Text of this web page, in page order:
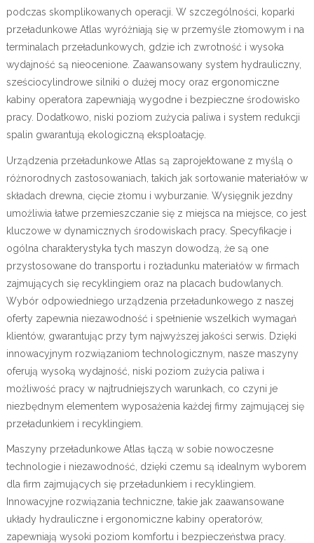
podczas skomplikowanych operacji. W szczególności, koparki
przeładunkowe Atlas wyróżniają się w przemyśle złomowym i na
terminalach przeładunkowych, gdzie ich zwrotność i wysoka
wydajność są nieocenione. Zaawansowany system hydrauliczny,
sześciocylindrowe silniki o dużej mocy oraz ergonomiczne
kabiny operatora zapewniają wygodne i bezpieczne środowisko
pracy. Dodatkowo, niski poziom zużycia paliwa i system redukcji
spalin gwarantują ekologiczną eksploatację.
Urządzenia przeładunkowe Atlas są zaprojektowane z myślą o
różnorodnych zastosowaniach, takich jak sortowanie materiałów w
składach drewna, cięcie złomu i wyburzanie. Wysięgnik jezdny
umożliwia łatwe przemieszczanie się z miejsca na miejsce, co jest
kluczowe w dynamicznych środowiskach pracy. Specyfikacje i
ogólna charakterystyka tych maszyn dowodzą, że są one
przystosowane do transportu i rozładunku materiałów w firmach
zajmujących się recyklingiem oraz na placach budowlanych.
Wybór odpowiedniego urządzenia przeładunkowego z naszej
oferty zapewnia niezawodność i spełnienie wszelkich wymagań
klientów, gwarantując przy tym najwyższej jakości serwis. Dzięki
innowacyjnym rozwiązaniom technologicznym, nasze maszyny
oferują wysoką wydajność, niski poziom zużycia paliwa i
możliwość pracy w najtrudniejszych warunkach, co czyni je
niezbędnym elementem wyposażenia każdej firmy zajmującej się
przeładunkiem i recyklingiem.
Maszyny przeładunkowe Atlas łączą w sobie nowoczesne
technologie i niezawodność, dzięki czemu są idealnym wyborem
dla firm zajmujących się przeładunkiem i recyklingiem.
Innowacyjne rozwiązania techniczne, takie jak zaawansowane
układy hydrauliczne i ergonomiczne kabiny operatorów,
zapewniają wysoki poziom komfortu i bezpieczeństwa pracy.